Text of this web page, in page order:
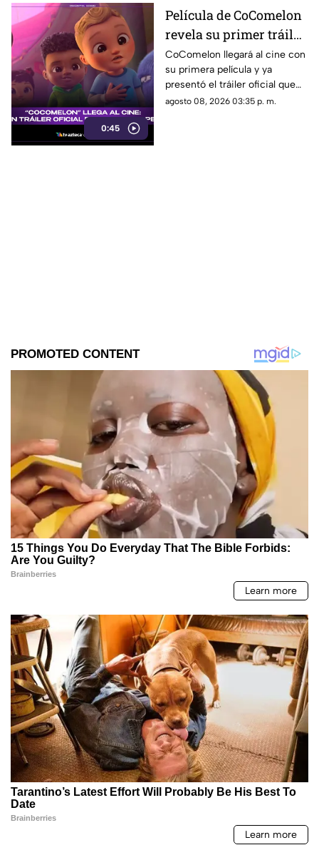
0:45
Película de CoComelon
revela su primer tráiler
oficial y emociona a sus
pequeños fans
CoComelon llegará al cine con
su primera película y ya
presentó el tráiler oficial que
sorprendió a sus seguidores.
agosto 08, 2026 03:35 p. m.